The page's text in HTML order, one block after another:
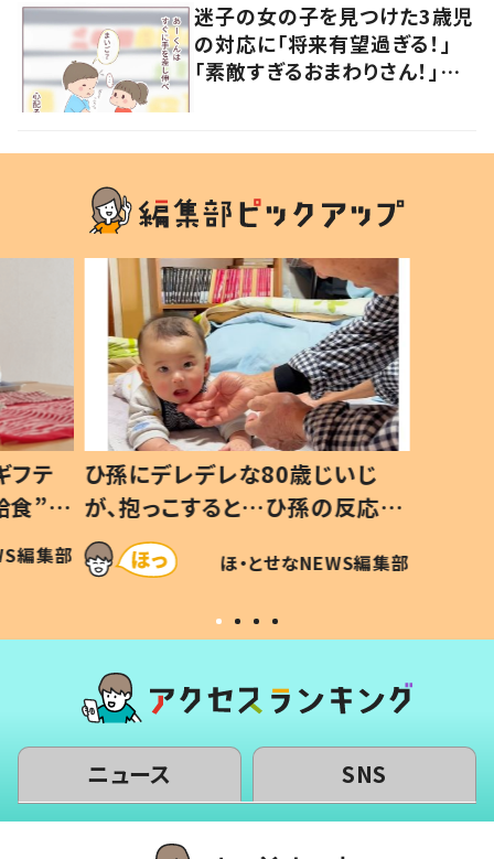
迷子の女の子を見つけた3歳児
の対応に「将来有望過ぎる！」
「素敵すぎるおまわりさん！」の
フテ
食”を
の親
編集部
ひ孫にデレデレな80歳じいじ
が、抱っこすると…ひ孫の反応に
「涙が出ました」「可愛くて仕方な
い」
ほ・とせなNEWS編集部
ニュース SNS